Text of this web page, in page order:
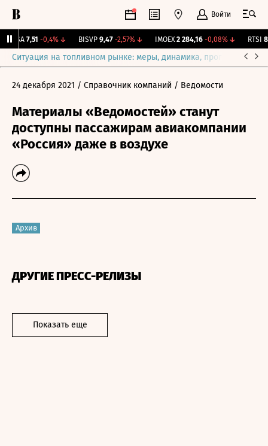
Войти
7,51 -0,4%↓ BISVP 9,47 -2,57%↓ IMOEX 2 284,16 -0,08%↓ RTSI
Ситуация на топливном рынке: меры, динамика, прогнозы
24 декабря 2021 / Справочник компаний / Ведомости
Материалы «Ведомостей» станут
доступны пассажирам авиакомпании
«Россия» даже в воздухе
Архив
ДРУГИЕ ПРЕСС-РЕЛИЗЫ
Показать еще